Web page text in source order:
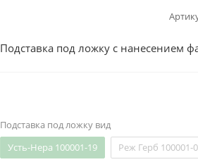
Подставка под ложку с нанесением
Подставка под ложку вид
Усть-Нера 100001-19
Реж Герб 100001-